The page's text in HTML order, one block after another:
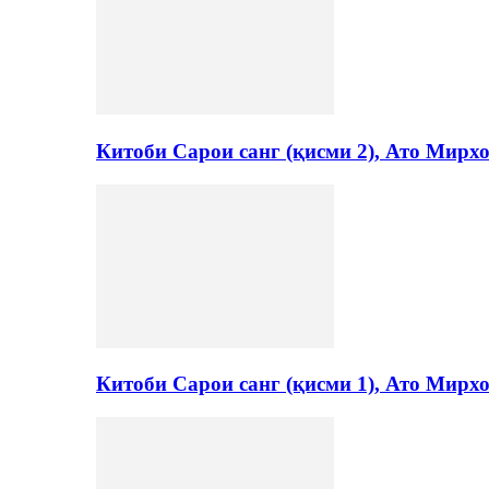
Китоби Сарои санг (қисми 2), Ато
Китоби Сарои санг (қисми 1), Ато